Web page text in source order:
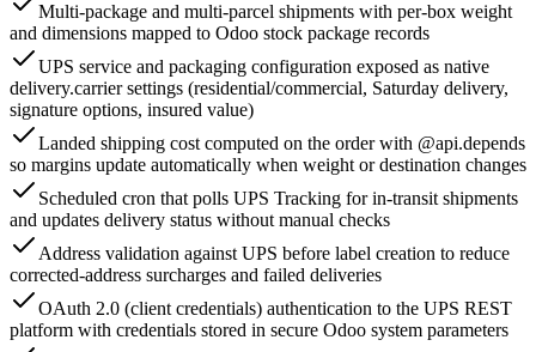
Multi-package and multi-parcel shipments with per-box weight
and dimensions mapped to Odoo stock package records
UPS service and packaging configuration exposed as native
delivery.carrier settings (residential/commercial, Saturday delivery,
signature options, insured value)
Landed shipping cost computed on the order with @api.depends
so margins update automatically when weight or destination changes
Scheduled cron that polls UPS Tracking for in-transit shipments
and updates delivery status without manual checks
Address validation against UPS before label creation to reduce
corrected-address surcharges and failed deliveries
OAuth 2.0 (client credentials) authentication to the UPS REST
platform with credentials stored in secure Odoo system parameters